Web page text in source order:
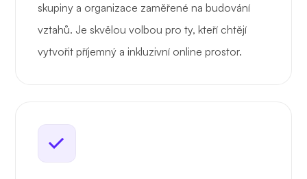
skupiny a organizace zaměřené na budování
vztahů. Je skvělou volbou pro ty, kteří chtějí
vytvořit příjemný a inkluzivní online prostor.